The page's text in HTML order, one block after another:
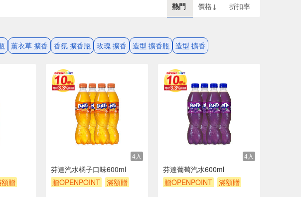
熱門 價格↓ 折扣率
薰衣草 擴香 香氛 擴香瓶 玫瑰 擴香 造型 擴香瓶 造型 擴香
贈
4入
芬達汽水橘子口味600ml
贈OPENPOINT
滿額贈
4入
芬達葡萄汽水600ml
贈OPENPOINT
滿額贈